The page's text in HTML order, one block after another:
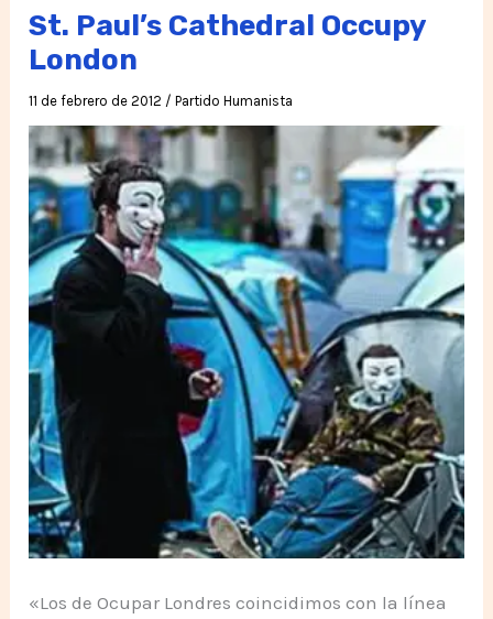
Sufrimiento
St. Paul’s Cathedral Occupy
London
11 de febrero de 2012 /Partido Humanista
«Los de Ocupar Londres coincidimos con la línea